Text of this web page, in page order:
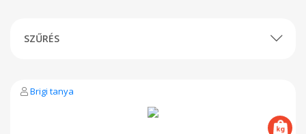
SZŰRÉS
Brigi tanya